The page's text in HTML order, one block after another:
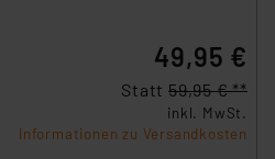
des Widerrufs bleibt hiervon
nicht längerfristig
dieses Banner erneut
49,95 €
Statt 59,95 € **
inkl. MwSt.
Informationen zu Versandkosten